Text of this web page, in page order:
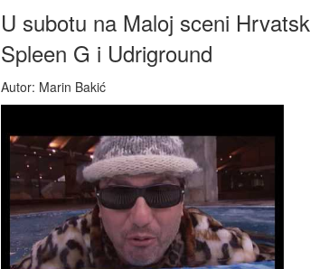
U subotu na Maloj sceni
Spleen G i Udriground
Autor: Marin Bakić